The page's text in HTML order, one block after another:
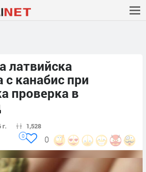
латвийска
с канабис при
проверка в
1,528
0
0